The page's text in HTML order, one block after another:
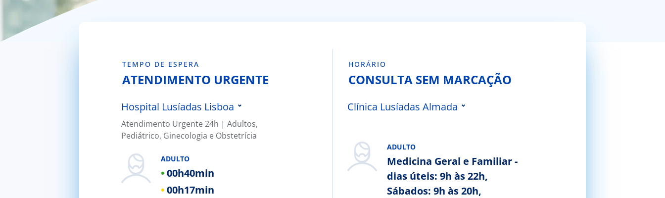
TEMPO DE ESPERA
ATENDIMENTO URGENTE
Hospital Lusíadas Lisboa
Hospital Lusíadas Porto
Hospital Lusíadas Braga
Hospital Lusíadas Amadora
Hospital Lusíadas Albufeira
Hospital Lusíadas Vilamoura
Atendimento Urgente 24h | ​Adultos,
Pediátrico, Ginecologia e Obstetrícia
ADULTO
00h40min
00h17min
HORÁRIO
CONSULTA SEM MARCAÇÃO
Clínica Lusíadas Almada
Clínica Lusíadas Faro
Hospital Lusíadas Santa Maria da Feira
Hospital Lusíadas Campera
Hospital Lusíadas Maia
ADULTO
Medicina Geral e Familiar -
dias úteis: 9h às 22h,
Sábados: 9h às 20h,